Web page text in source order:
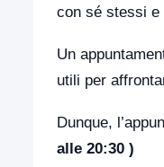
con sé stessi
Un
utili per
Dunque,
alle 20:30 )